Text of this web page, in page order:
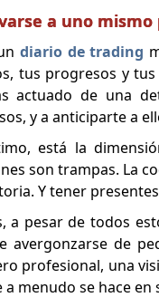
a uno
diario de trading
tus progresos y
actuado de una
y a anticiparte a
está la
son trampas. La
Y tener
a pesar de todos
avergonzarse de
profesional, una
a menudo se hace